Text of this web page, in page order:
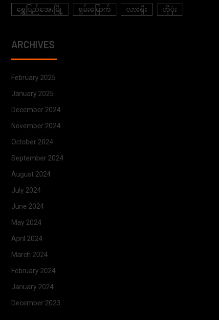
ရွှေပြည်အေးမြို့ ရှမ်းမြောက် လားရှိုး ဟိုပုံး
ARCHIVES
February 2025
January 2025
December 2024
November 2024
October 2024
September 2024
August 2024
July 2024
June 2024
May 2024
April 2024
March 2024
February 2024
January 2024
December 2023